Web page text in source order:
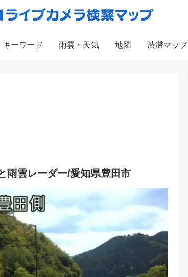
キーワード 雨雲・天気 地図 渋滞マップ
雨雲レーダー/愛知県豊田市